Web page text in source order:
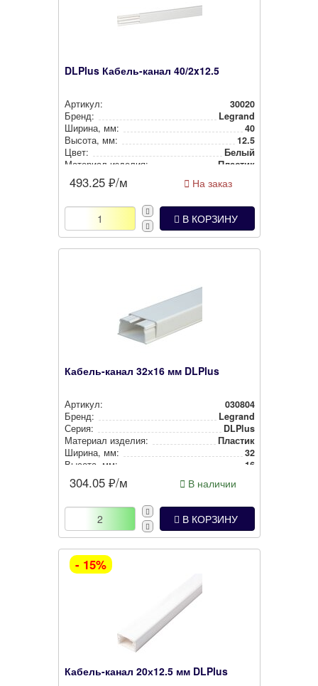
DLPlus Кабель-канал 40/2x12.5
Артикул:
30020
Бренд:
Legrand
Ширина, мм:
40
Высота, мм:
12.5
Цвет:
Белый
Материал изделия:
Пластик
493.25 ₽/м На заказ
В КОРЗИНУ
Кабель-канал 32х16 мм DLPlus
Артикул:
030804
Бренд:
Legrand
Серия:
DLPlus
Материал изделия:
Пластик
Ширина, мм:
32
Высота, мм:
16
304.05 ₽/м В наличии
В КОРЗИНУ
- 15%
Кабель-канал 20х12.5 мм DLPlus